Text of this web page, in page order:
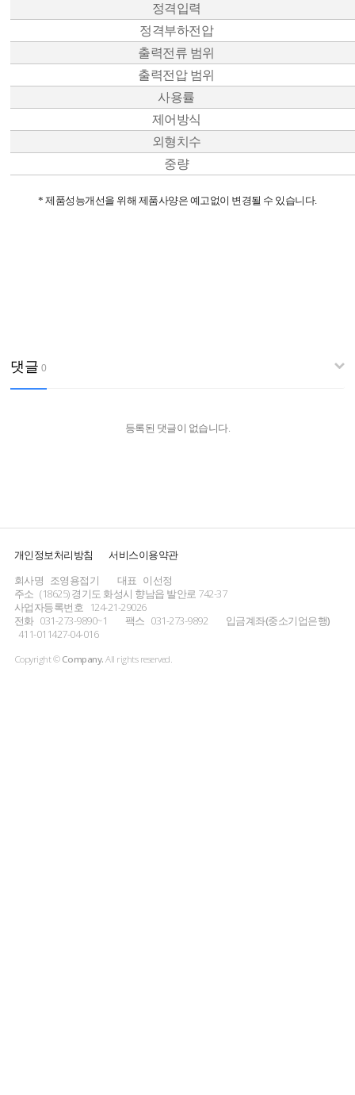
정격입력
정격부하전압
출력전류 범위
출력전압 범위
사용률
제어방식
외형치수
중량
* 제품성능개선을 위해 제품사양은 예고없이 변경될 수 있습니다.
댓글 0
등록된 댓글이 없습니다.
개인정보처리방침
서비스이용약관
회사명 조영용접기 대표 이선정
주소 (18625) 경기도 화성시 향남읍 발안로 742-37
사업자등록번호 124-21-29026
전화 031-273-9890~1 팩스 031-273-9892
입금계좌(중소기업은행)
411-011427-04-016
Copyright © Company. All rights reserved.